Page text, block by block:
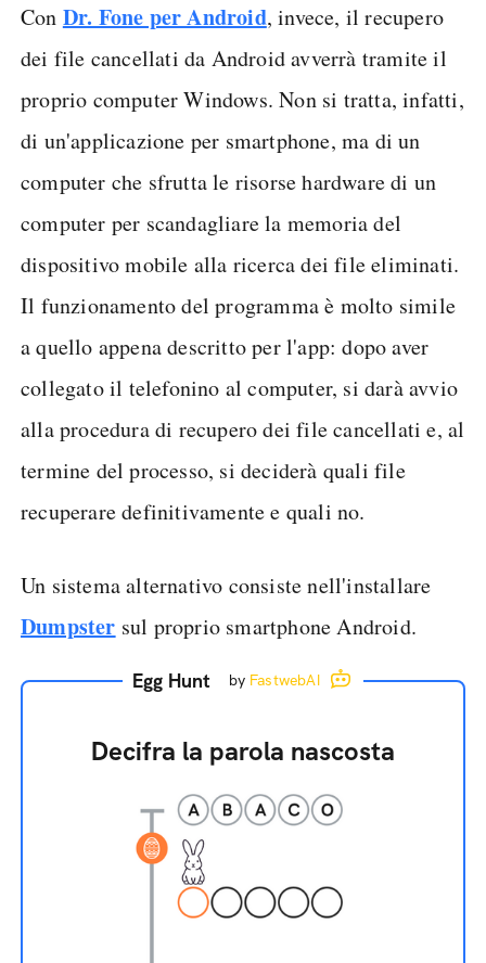
Con Dr. Fone per Android, invece, il recupero
dei file cancellati da Android avverrà tramite il
proprio computer Windows. Non si tratta, infatti,
di un'applicazione per smartphone, ma di un
computer che sfrutta le risorse hardware di un
computer per scandagliare la memoria del
dispositivo mobile alla ricerca dei file eliminati.
Il funzionamento del programma è molto simile
a quello appena descritto per l'app: dopo aver
collegato il telefonino al computer, si darà avvio
alla procedura di recupero dei file cancellati e, al
termine del processo, si deciderà quali file
recuperare definitivamente e quali no.
Un sistema alternativo consiste nell'installare
Dumpster sul proprio smartphone Android.
Egg Hunt by FastwebAI
Decifra la parola nascosta